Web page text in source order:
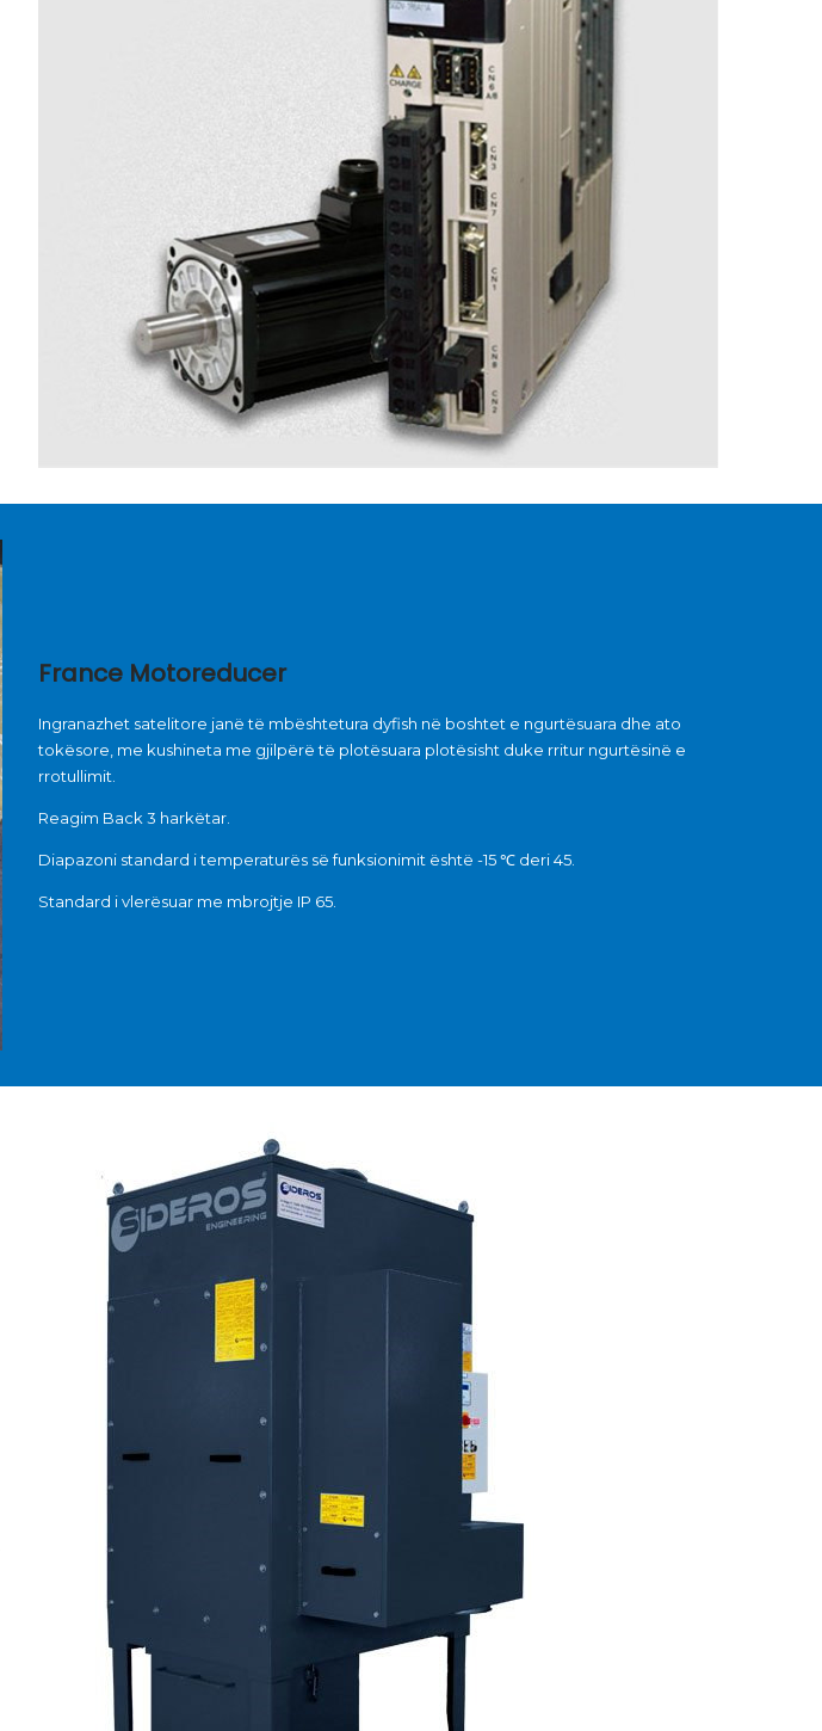
France Motoreducer
Ingranazhet satelitore janë të mbështetura dyfish në boshtet e ngurtësuara dhe ato
tokësore, me kushineta me gjilpërë të plotësuara plotësisht duke rritur ngurtësinë e
rrotullimit.
Reagim Back 3 harkëtar.
Diapazoni standard i temperaturës së funksionimit është -15 ℃ deri 45.
Standard i vlerësuar me mbrojtje IP 65.